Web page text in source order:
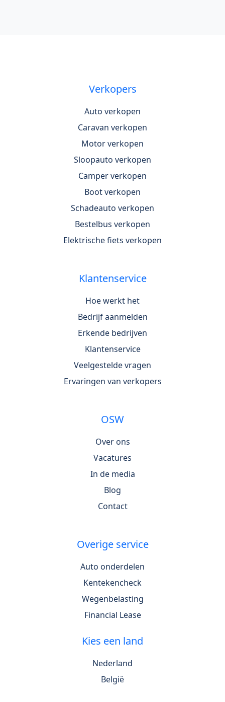
Verkopers
Auto verkopen
Caravan verkopen
Motor verkopen
Sloopauto verkopen
Camper verkopen
Boot verkopen
Schadeauto verkopen
Bestelbus verkopen
Elektrische fiets verkopen
Klantenservice
Hoe werkt het
Bedrijf aanmelden
Erkende bedrijven
Klantenservice
Veelgestelde vragen
Ervaringen van verkopers
OSW
Over ons
Vacatures
In de media
Blog
Contact
Overige service
Auto onderdelen
Kentekencheck
Wegenbelasting
Financial Lease
Kies een land
Nederland
België